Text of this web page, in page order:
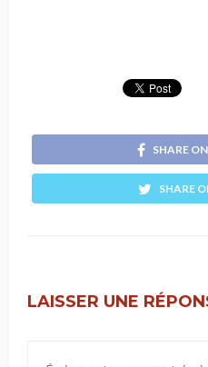
SHARE
SHARE
LAISSER UNE